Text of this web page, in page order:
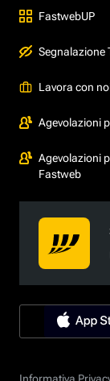
FastwebUP
Segnalazione
Lavora con
Agevolazioni
Agevolazioni
Fastweb
Informativa